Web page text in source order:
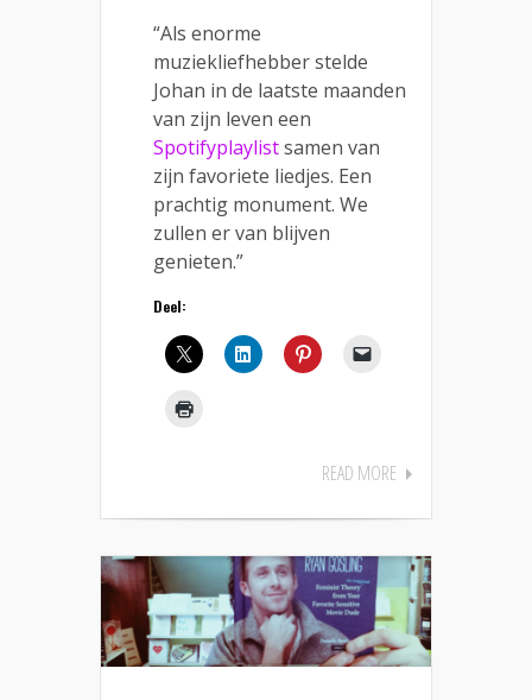
“Als enorme
muziekliefhebber stelde
Johan in de laatste maanden
van zijn leven een
Spotifyplaylistsamen van
zijn favoriete liedjes. Een
prachtig monument. We
zullen er van blijven
genieten.”
Deel:
READ MORE